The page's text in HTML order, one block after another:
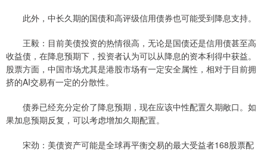
此外，中长久期的国债和高评级信用债券也可能受到降息支持。
王毅：目前美债投资的热情很高，无论是国债还是信用债甚至高
收益债，在降息预期下，投资者认为可以从降息的资本利得中获益。
股票方面，中国市场尤其是港股市场有一定安全属性，相对于目前拥
挤的AI交易有一定的分散性。
债券已经充分定价了降息预期，现在应该中性配置久期敞口。如
果加息预期反复，可以考虑增加久期配置。
宋劲：美债资产可能是全球再平衡交易的最大受益者168股票配